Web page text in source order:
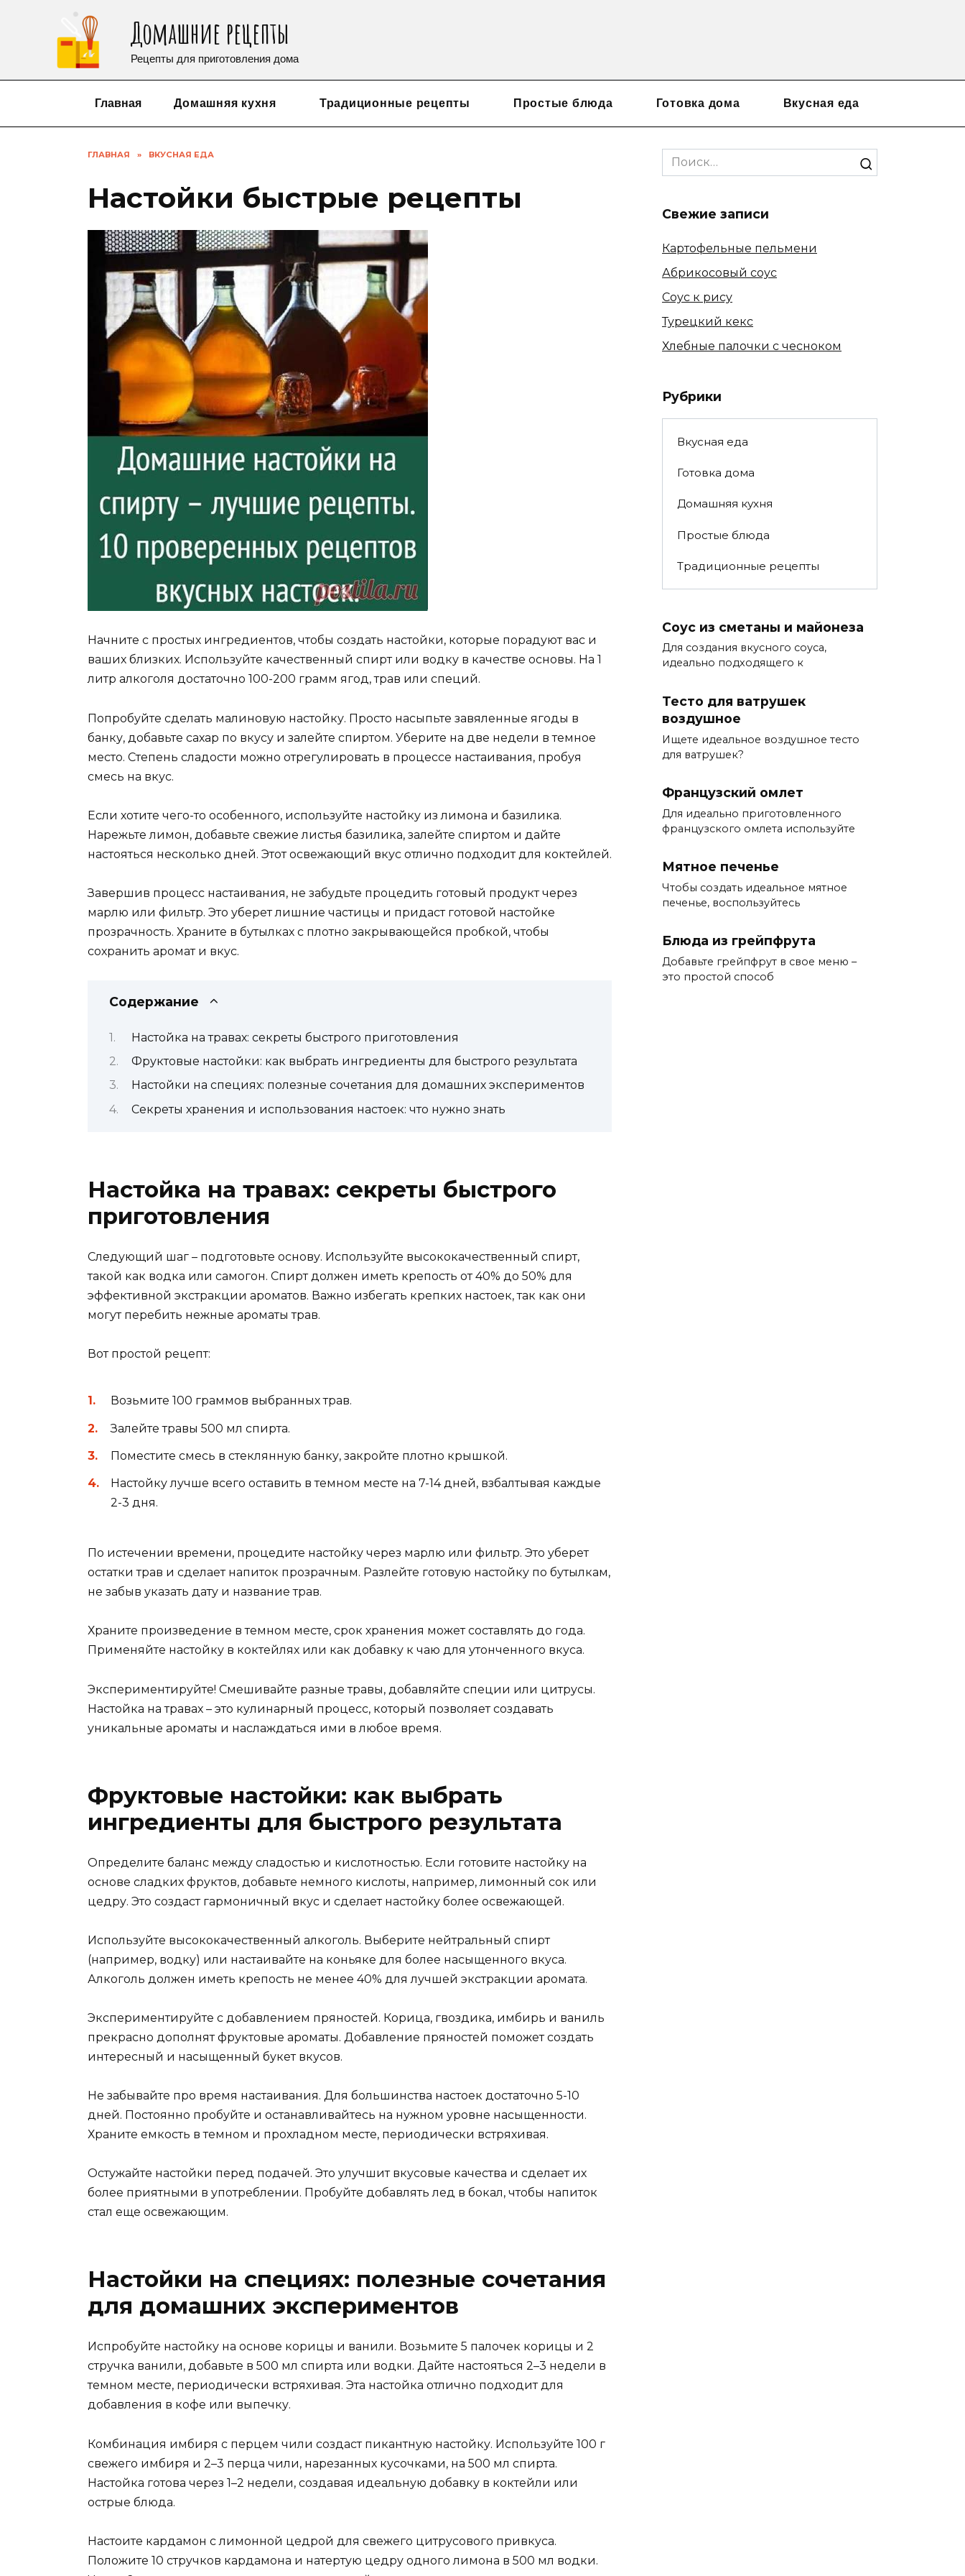
содержанию
Домашние рецепты
Рецепты для приготовления дома
Главная Домашняя кухня Традиционные рецепты Простые блюда Готовка дома Вкусная еда
ГЛАВНАЯ » ВКУСНАЯ ЕДА
Настойки быстрые рецепты
Начните с простых ингредиентов, чтобы создать настойки, которые порадуют вас и
ваших близких. Используйте качественный спирт или водку в качестве основы. На 1
литр алкоголя достаточно 100-200 грамм ягод, трав или специй.
Попробуйте сделать малиновую настойку. Просто насыпьте завяленные ягоды в
банку, добавьте сахар по вкусу и залейте спиртом. Уберите на две недели в темное
место. Степень сладости можно отрегулировать в процессе настаивания, пробуя
смесь на вкус.
Если хотите чего-то особенного, используйте настойку из лимона и базилика.
Нарежьте лимон, добавьте свежие листья базилика, залейте спиртом и дайте
настояться несколько дней. Этот освежающий вкус отлично подходит для коктейлей.
Завершив процесс настаивания, не забудьте процедить готовый продукт через
марлю или фильтр. Это уберет лишние частицы и придаст готовой настойке
прозрачность. Храните в бутылках с плотно закрывающейся пробкой, чтобы
сохранить аромат и вкус.
Содержание
Настойка на травах: секреты быстрого приготовления
Фруктовые настойки: как выбрать ингредиенты для быстрого результата
Настойки на специях: полезные сочетания для домашних экспериментов
Секреты хранения и использования настоек: что нужно знать
Настойка на травах: секреты быстрого
приготовления
Следующий шаг – подготовьте основу. Используйте высококачественный спирт,
такой как водка или самогон. Спирт должен иметь крепость от 40% до 50% для
эффективной экстракции ароматов. Важно избегать крепких настоек, так как они
могут перебить нежные ароматы трав.
Вот простой рецепт:
Возьмите 100 граммов выбранных трав.
Залейте травы 500 мл спирта.
Поместите смесь в стеклянную банку, закройте плотно крышкой.
Настойку лучше всего оставить в темном месте на 7-14 дней, взбалтывая каждые
2-3 дня.
По истечении времени, процедите настойку через марлю или фильтр. Это уберет
остатки трав и сделает напиток прозрачным. Разлейте готовую настойку по бутылкам,
не забыв указать дату и название трав.
Храните произведение в темном месте, срок хранения может составлять до года.
Применяйте настойку в коктейлях или как добавку к чаю для утонченного вкуса.
Экспериментируйте! Смешивайте разные травы, добавляйте специи или цитрусы.
Настойка на травах – это кулинарный процесс, который позволяет создавать
уникальные ароматы и наслаждаться ими в любое время.
Фруктовые настойки: как выбрать
ингредиенты для быстрого результата
Определите баланс между сладостью и кислотностью. Если готовите настойку на
основе сладких фруктов, добавьте немного кислоты, например, лимонный сок или
цедру. Это создаст гармоничный вкус и сделает настойку более освежающей.
Используйте высококачественный алкоголь. Выберите нейтральный спирт
(например, водку) или настаивайте на коньяке для более насыщенного вкуса.
Алкоголь должен иметь крепость не менее 40% для лучшей экстракции аромата.
Экспериментируйте с добавлением пряностей. Корица, гвоздика, имбирь и ваниль
прекрасно дополнят фруктовые ароматы. Добавление пряностей поможет создать
интересный и насыщенный букет вкусов.
Не забывайте про время настаивания. Для большинства настоек достаточно 5-10
дней. Постоянно пробуйте и останавливайтесь на нужном уровне насыщенности.
Храните емкость в темном и прохладном месте, периодически встряхивая.
Остужайте настойки перед подачей. Это улучшит вкусовые качества и сделает их
более приятными в употреблении. Пробуйте добавлять лед в бокал, чтобы напиток
стал еще освежающим.
Настойки на специях: полезные сочетания
для домашних экспериментов
Испробуйте настойку на основе корицы и ванили. Возьмите 5 палочек корицы и 2
стручка ванили, добавьте в 500 мл спирта или водки. Дайте настояться 2–3 недели в
темном месте, периодически встряхивая. Эта настойка отлично подходит для
добавления в кофе или выпечку.
Комбинация имбиря с перцем чили создаст пикантную настойку. Используйте 100 г
свежего имбиря и 2–3 перца чили, нарезанных кусочками, на 500 мл спирта.
Настойка готова через 1–2 недели, создавая идеальную добавку в коктейли или
острые блюда.
Настоите кардамон с лимонной цедрой для свежего цитрусового привкуса.
Положите 10 стручков кардамона и натертую цедру одного лимона в 500 мл водки.
Search
for:
Свежие записи
Картофельные пельмени
Абрикосовый соус
Соус к рису
Турецкий кекс
Хлебные палочки с чесноком
Рубрики
Вкусная еда
Готовка дома
Домашняя кухня
Простые блюда
Традиционные рецепты
Соус из сметаны и майонеза
Для создания вкусного соуса,
идеально подходящего к
Тесто для ватрушек
воздушное
Ищете идеальное воздушное тесто
для ватрушек?
Французский омлет
Для идеально приготовленного
французского омлета используйте
Мятное печенье
Чтобы создать идеальное мятное
печенье, воспользуйтесь
Блюда из грейпфрута
Добавьте грейпфрут в свое меню –
это простой способ